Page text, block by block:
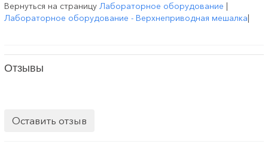
Вернуться на страницу Лабораторное оборудование |
Лабораторное оборудование - Верхнеприводная мешалка|
Отзывы
Оставить отзыв